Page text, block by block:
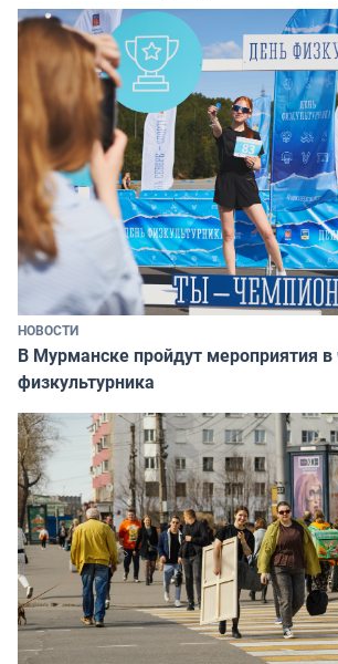
НОВОСТИ
В Мурманске пройдут мероприятия в
физкультурника